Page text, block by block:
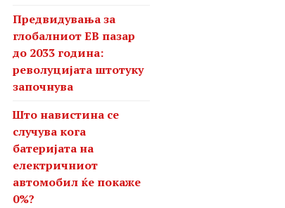
Предвидувања за
глобалниот ЕВ пазар
до 2033 година:
револуцијата штотуку
започнува
Што навистина се
случува кога
батеријата на
електричниот
автомобил ќе покаже
0%?